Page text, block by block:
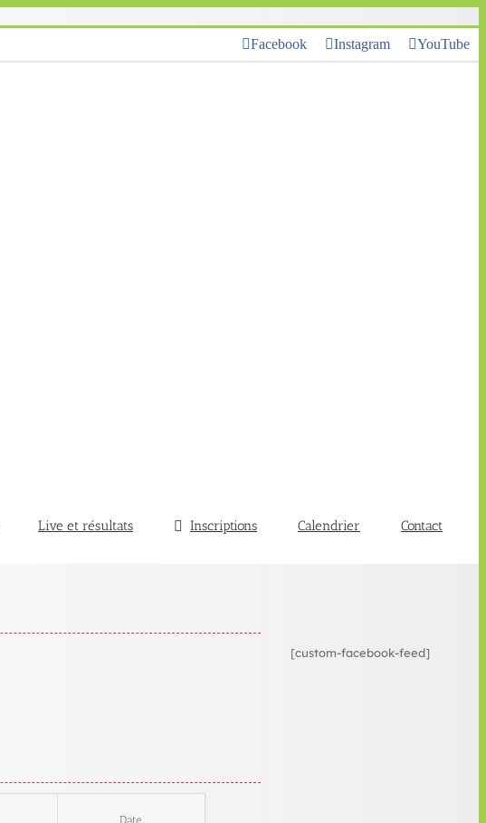
Facebook Instagram YouTube
Live et résultats Inscriptions Calendrier Contact
Date
[custom-facebook-feed]